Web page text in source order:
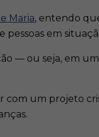
Maria, entendo
em
— ou seja, em
com um projeto